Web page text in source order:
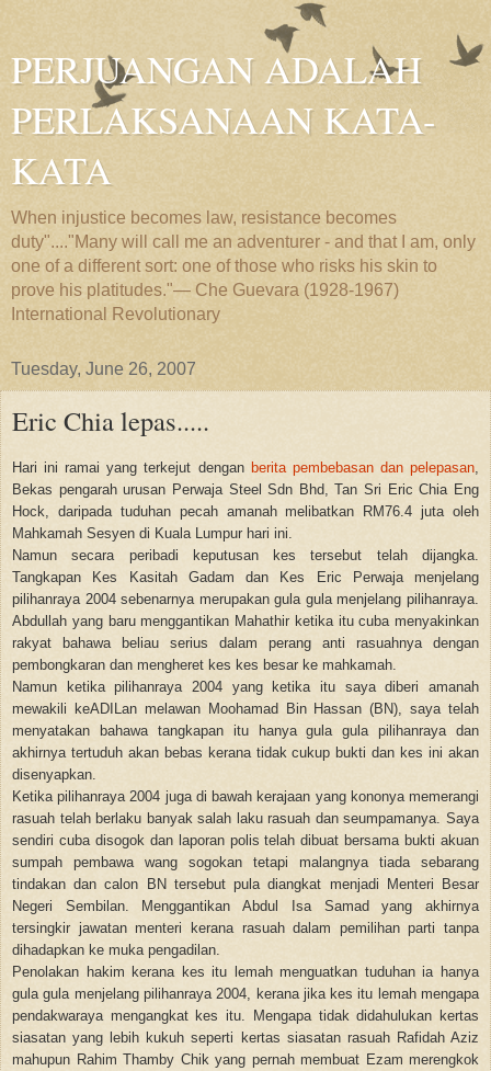
PERJUANGAN ADALAH
PERLAKSANAAN KATA-
KATA
When injustice becomes law, resistance becomes
duty"...."Many will call me an adventurer - and that I am, only
one of a different sort: one of those who risks his skin to
prove his platitudes."— Che Guevara (1928-1967)
International Revolutionary
Tuesday, June 26, 2007
Eric Chia lepas.....
Hari ini ramai yang terkejut dengan berita pembebasan dan pelepasan
Bekas pengarah urusan Perwaja Steel Sdn Bhd, Tan Sri Eric Chia Eng
Hock, daripada tuduhan pecah amanah melibatkan RM76.4 juta oleh
Mahkamah Sesyen di Kuala Lumpur hari ini.
Namun secara peribadi keputusan kes tersebut telah dijangka.
Tangkapan Kes Kasitah Gadam dan Kes Eric Perwaja menjelang
pilihanraya 2004 sebenarnya merupakan gula gula menjelang pilihanraya.
Abdullah yang baru menggantikan Mahathir ketika itu cuba menyakinkan
rakyat bahawa beliau serius dalam perang anti rasuahnya dengan
pembongkaran dan mengheret kes kes besar ke mahkamah.
Namun ketika pilihanraya 2004 yang ketika itu saya diberi amanah
mewakili keADILan melawan Moohamad Bin Hassan (BN), saya telah
menyatakan bahawa tangkapan itu hanya gula gula pilihanraya dan
akhirnya tertuduh akan bebas kerana tidak cukup bukti dan kes ini akan
disenyapkan.
Ketika pilihanraya 2004 juga di bawah kerajaan yang kononya memerangi
rasuah telah berlaku banyak salah laku rasuah dan seumpamanya. Saya
sendiri cuba disogok dan laporan polis telah dibuat bersama bukti akuan
sumpah pembawa wang sogokan tetapi malangnya tiada sebarang
tindakan dan calon BN tersebut pula diangkat menjadi Menteri Besar
Negeri Sembilan. Menggantikan Abdul Isa Samad yang akhirnya
tersingkir jawatan menteri kerana rasuah dalam pemilihan parti tanpa
dihadapkan ke muka pengadilan.
Penolakan hakim kerana kes itu lemah menguatkan tuduhan ia hanya
gula gula menjelang pilihanraya 2004, kerana jika kes itu lemah mengapa
pendakwaraya mengangkat kes itu. Mengapa tidak didahulukan kertas
siasatan yang lebih kukuh seperti kertas siasatan rasuah Rafidah Aziz
mahupun Rahim Thamby Chik yang pernah membuat Ezam merengkok